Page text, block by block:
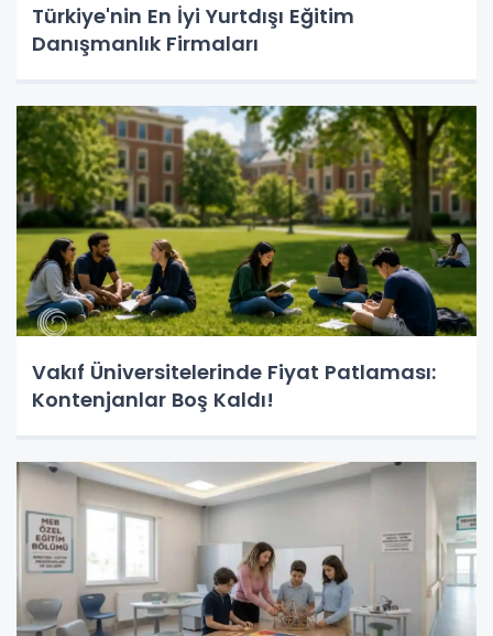
Türkiye'nin En İyi Yurtdışı Eğitim
Danışmanlık Firmaları
Vakıf Üniversitelerinde Fiyat Patlaması:
Kontenjanlar Boş Kaldı!